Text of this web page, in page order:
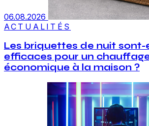
06.08.2026
ACTUALITÉS
Les briquettes de nuit sont-
efficaces pour un
économique à la maison ?